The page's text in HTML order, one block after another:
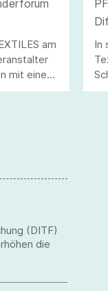
am
mit einem
In
(DITF)
die